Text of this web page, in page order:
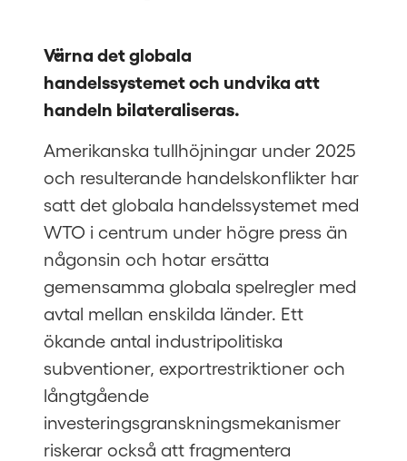
Värna det globala
handelssystemet och undvika att
handeln bilateraliseras.
Amerikanska tullhöjningar under 2025
och resulterande handelskonflikter har
satt det globala handelssystemet med
WTO i centrum under högre press än
någonsin och hotar ersätta
gemensamma globala spelregler med
avtal mellan enskilda länder. Ett
ökande antal industripolitiska
subventioner, exportrestriktioner och
långtgående
investeringsgranskningsmekanismer
riskerar också att fragmentera